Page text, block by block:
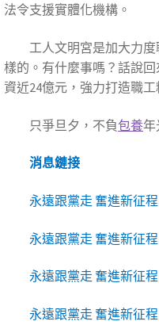
法令支援實體化機構。
工人文明宮是加大力
樣的。有什麼事嗎？話說
資近24億元，強力打造職工
只爭旦夕，不負包養年
消息鏈接
永遠跟黨走 奮進新征
永遠跟黨走 奮進新征
永遠跟黨走 奮進新征
永遠跟黨走 奮進新征